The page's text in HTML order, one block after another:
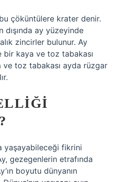
çöküntülere krater denir.
dışında ay yüzeyinde
zincirler bulunur. Ay
bir kaya ve toz tabakası
ve toz tabakası ayda rüzgar
yaşayabileceği fikrini
gezegenlerin etrafında
boyutu dünyanın